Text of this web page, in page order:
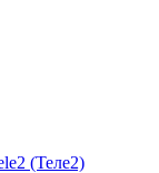
(Теле2)